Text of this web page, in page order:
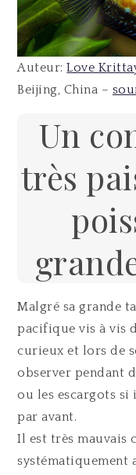
Auteur:Love
Beijing, China –
Un
très
Malgré sa grande
pacifique vis à vis
curieux et lors de
observer pendant
ou les escargots si
par avant.
Il est très mauvais
systématiquement